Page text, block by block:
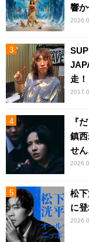
響
走！
『
鎮
せん
松
に